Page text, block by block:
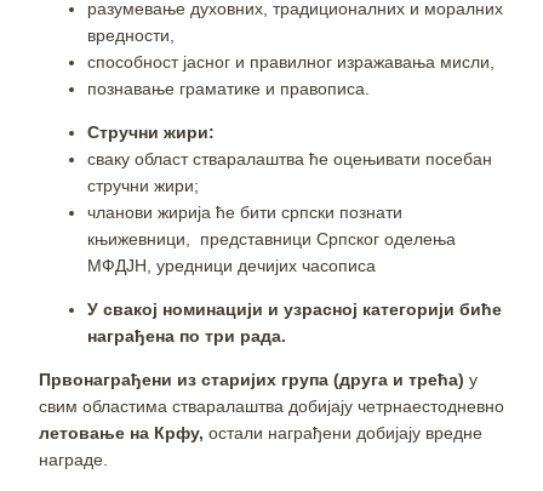
разумевање духовних, традиционалних и моралних
вредности,
способност јасног и правилног изражавања мисли,
познавање граматике и правописа.
Стручни жири:
сваку област стваралаштва ће оцењивати посебан
стручни жири;
чланови жирија ће бити српски познати
књижевници, представници Српског оделења
МФДЈН, уредници дечијих часописа
У свакој номинацији и узрасној категорији биће
награђена по три рада.
Првонаграђени из старијих група (друга и трећа) у
свим областима стваралаштва добијају четрнаестодневно
летовање на Крфу, остали награђени добијају вредне
награде.